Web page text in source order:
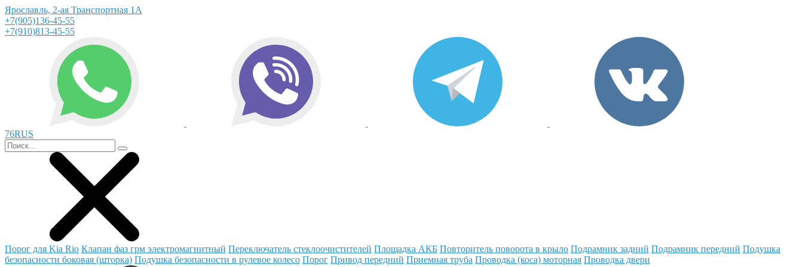
Ярославль, 2-ая Транспортная 1А
+7(905)136-45-55
+7(910)813-45-55
76RUS
Порог для Kia Rio Клапан фаз грм электромагнитный Переключатель стеклоочистителей Площадка АКБ Повторитель поворота в крыло Подрамник задний Подрамник передний Подушка
безопасности боковая (шторка) Подушка безопасности в рулевое колесо Порог Привод передний Приемная труба Проводка (коса) моторная Проводка двери